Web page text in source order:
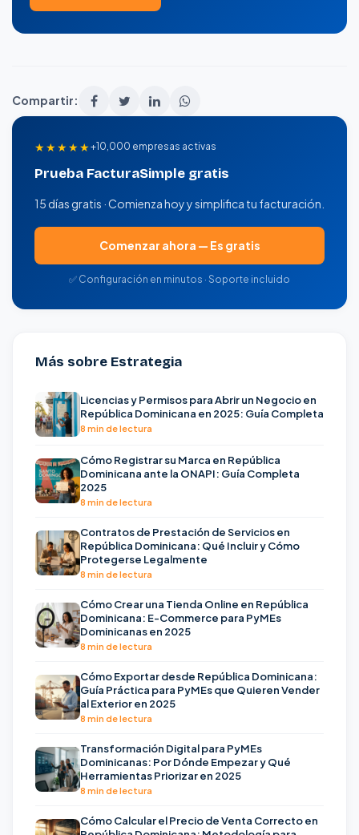
Compartir:
★★★★★+10,000 empresas activas
Prueba FacturaSimple gratis
15 días gratis · Comienza hoy y simplifica tu facturación.
Comenzar ahora — Es gratis
✅ Configuración en minutos · Soporte incluido
Más sobre Estrategia
Licencias y Permisos para Abrir un Negocio en
República Dominicana en 2025: Guía Completa
8 min de lectura
Cómo Registrar su Marca en República
Dominicana ante la ONAPI: Guía Completa
2025
8 min de lectura
Contratos de Prestación de Servicios en
República Dominicana: Qué Incluir y Cómo
Protegerse Legalmente
8 min de lectura
Cómo Crear una Tienda Online en República
Dominicana: E-Commerce para PyMEs
Dominicanas en 2025
8 min de lectura
Cómo Exportar desde República Dominicana:
Guía Práctica para PyMEs que Quieren Vender
al Exterior en 2025
8 min de lectura
Transformación Digital para PyMEs
Dominicanas: Por Dónde Empezar y Qué
Herramientas Priorizar en 2025
8 min de lectura
Cómo Calcular el Precio de Venta Correcto en